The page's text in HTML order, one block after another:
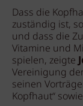
Dass die
zuständig ist,
und dass die
Vitamine und
spielen, zeigte
Vereinigung
seinen
Kopfhaut“